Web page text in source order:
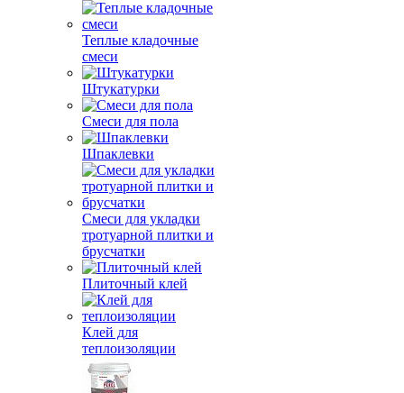
Теплые кладочные
смеси
Штукатурки
Смеси для пола
Шпаклевки
Смеси для укладки
тротуарной плитки и
брусчатки
Плиточный клей
Клей для
теплоизоляции